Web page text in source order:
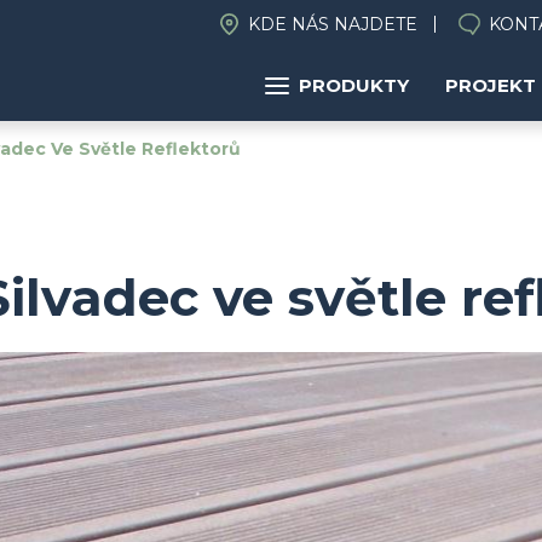
KDE NÁS NAJDETE
PRODUKTY PROJEKT
Ve Světle Reflektorů
ve světle